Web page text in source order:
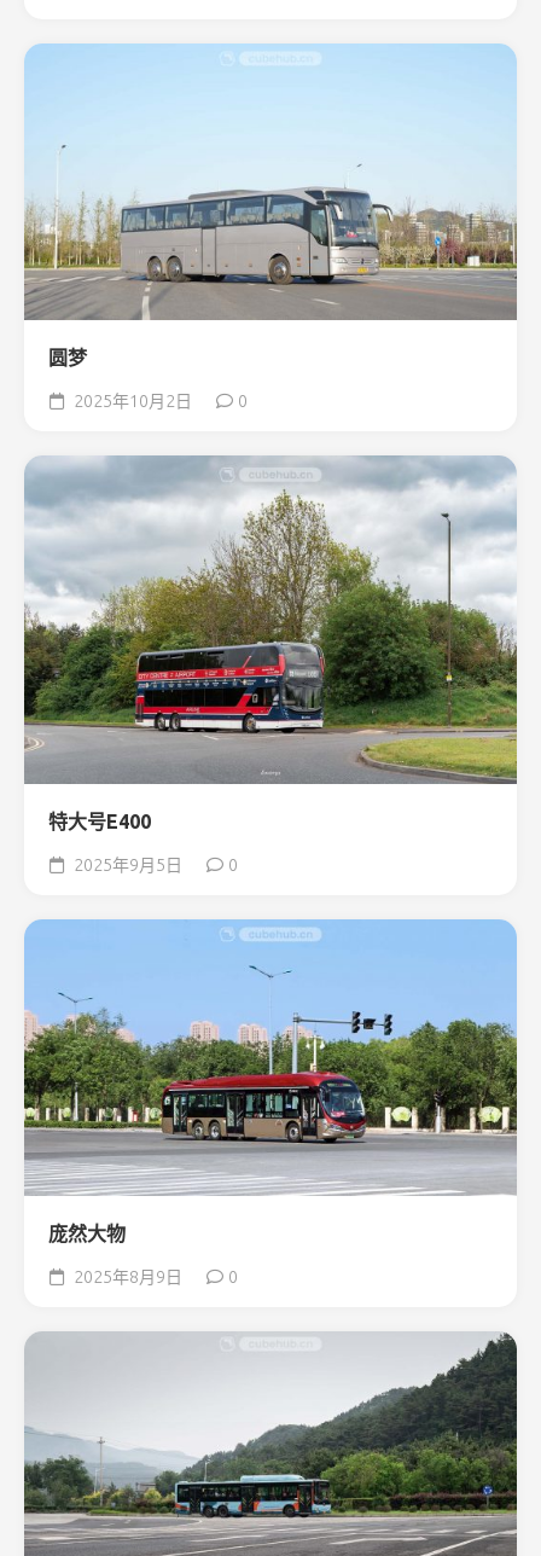
圆梦
2025年10月2日 0
特大号E400
2025年9月5日 0
庞然大物
2025年8月9日 0